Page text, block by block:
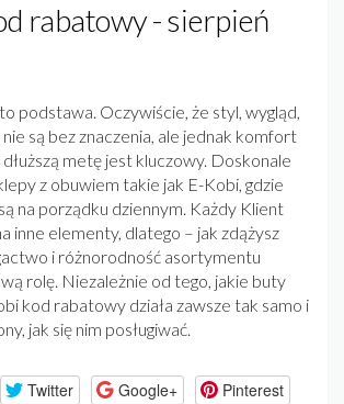
rabatowy - sierpień
podstawa. Oczywiście, że styl, wygląd,
są bez znaczenia, ale jednak komfort
metę jest kluczowy. Doskonale
z obuwiem takie jak E-Kobi, gdzie
na porządku dziennym. Każdy Klient
inne elementy, dlatego – jak zdążysz
i różnorodność asortymentu
rolę. Niezależnie od tego, jakie buty
kod rabatowy działa zawsze tak samo i
jak się nim posługiwać.
Twitter Google+ Pinterest